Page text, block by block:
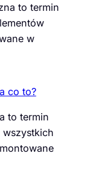
to termin
w
co to?
to termin